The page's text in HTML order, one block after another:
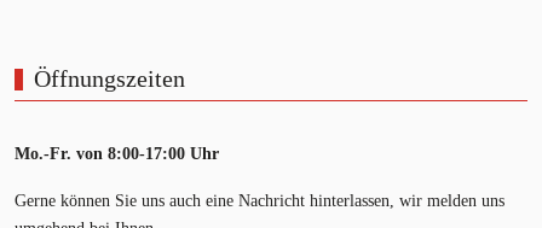
Öffnungszeiten
Mo.-Fr. von 8:00-17:00 Uhr
Gerne können Sie uns auch eine Nachricht hinterlassen, wir melden uns